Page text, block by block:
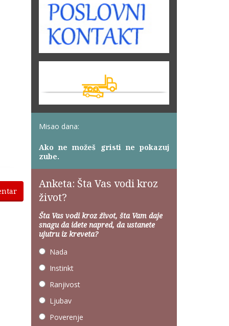
Misao dana:
Ako ne možeš gristi ne pokazuj
zube.
Anketa: Šta Vas vodi kroz
život?
Šta Vas vodi kroz život, šta Vam daje
snagu da idete napred, da ustanete
ujutru iz kreveta?
Nada
Instinkt
Ranjivost
Ljubav
Poverenje